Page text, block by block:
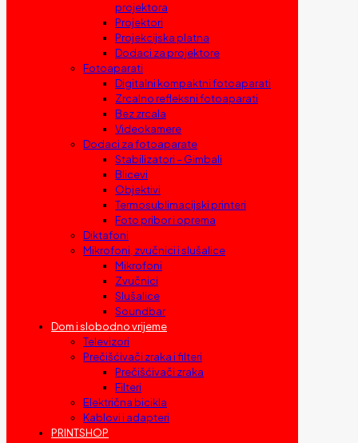
projektora
Projektori
Projekcijska platna
Dodaci za projektore
Fotoaparati
Digitalni kompaktni fotoaparati
Zrcalno refleksni fotoaparati
Bez zrcala
Videokamere
Dodaci za fotoaparate
Stabilizatori – Gimbali
Blicevi
Objektivi
Termosublimacijski printeri
Foto pribor i oprema
Diktafoni
Mikrofoni, zvučnici i slušalice
Mikrofoni
Zvučnici
Slušalice
Soundbar
Dom i slobodno vrijeme
Televizori
Prečišćivači zraka i filteri
Prečišćivači zraka
Filteri
Električna bicikla
Kablovi i adapteri
PRINTSHOP